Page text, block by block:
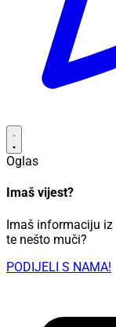
Oglas
Imaš vijest?
Imaš informaciju iz
te nešto muči?
PODIJELI S NAMA!